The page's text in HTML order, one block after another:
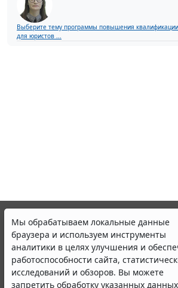
Выберите тему программы повышения квалификации
для юристов ...
Мы обрабатываем локальные данные
браузера и используем инструменты
аналитики в целях улучшения и
работоспособности сайта,
исследований и обзоров. Вы можете
запретить обработку указанных
© ООО "НПП "ГАРАНТ-СЕРВИС", 2026.
участниками Российской ассоциации
Все права на материалы сайта
Полное или частичное
Правила использования портала.